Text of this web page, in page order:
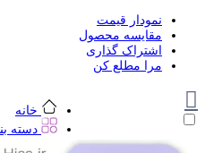
نمودار قیمت
مقایسه محصول
اشتراک گذاری
مرا مطلع کن
خانه
دسته